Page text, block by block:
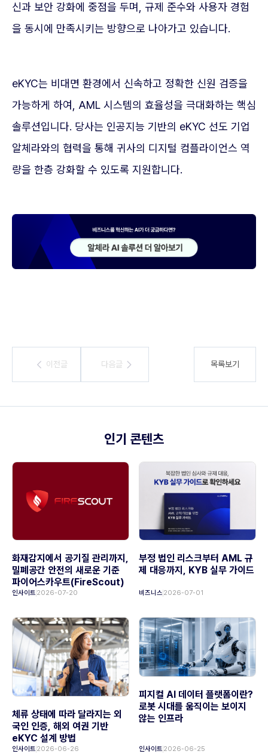
신과 보안 강화에 중점을 두며, 규제 준수와 사용자 경험
을 동시에 만족시키는 방향으로 나아가고 있습니다.
eKYC는 비대면 환경에서 신속하고 정확한 신원 검증을
가능하게 하여, AML 시스템의 효율성을 극대화하는 핵심
솔루션입니다. 당사는 인공지능 기반의 eKYC 선도 기업
알체라와의 협력을 통해 귀사의 디지털 컴플라이언스 역
량을 한층 강화할 수 있도록 지원합니다.
이전글
이전글 다음글
다음글 목록보기
인기 콘텐츠
화재감지에서 공기질 관리까지,
밀폐공간 안전의 새로운 기준
파이어스카우트(FireScout)
인사이트 2026-07-20
부정 법인 리스크부터 AML 규
제 대응까지, KYB 실무 가이드
비즈니스 2026-07-01
체류 상태에 따라 달라지는 외
국인 인증, 해외 여권 기반
eKYC 설계 방법
인사이트 2026-06-26
피지컬 AI 데이터 플랫폼이란?
로봇 시대를 움직이는 보이지
않는 인프라
인사이트 2026-06-25